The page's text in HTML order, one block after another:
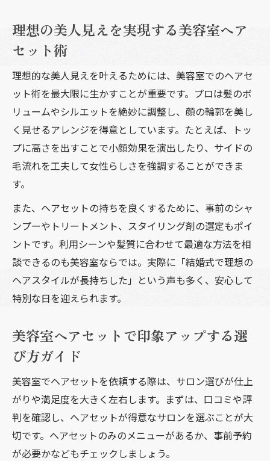
現法
美容室ヘアセットのアレンジバリエーショ
美容室ヘアセット相談で希望を伝えるコツ
美容室ヘアセットで似合うスタイルを見つ
理想の美人見えを実現する美容室ヘア
セット術
理想的な美人見えを叶えるためには、美容室でのヘアセ
ット術を最大限に生かすことが重要です。プロは髪のボ
リュームやシルエットを絶妙に調整し、顔の輪郭を美し
く見せるアレンジを得意としています。たとえば、トッ
プに高さを出すことで小顔効果を演出したり、サイドの
毛流れを工夫して女性らしさを強調することができま
す。
また、ヘアセットの持ちを良くするために、事前のシャ
ンプーやトリートメント、スタイリング剤の選定もポイ
ントです。利用シーンや髪質に合わせて最適な方法を相
談できるのも美容室ならでは。実際に「結婚式で理想の
ヘアスタイルが長持ちした」という声も多く、安心して
特別な日を迎えられます。
美容室ヘアセットで印象アップする選
び方ガイド
美容室でヘアセットを依頼する際は、サロン選びが仕上
がりや満足度を大きく左右します。まずは、口コミや評
判を確認し、ヘアセットが得意なサロンを選ぶことが大
切です。ヘアセットのみのメニューがあるか、事前予約
が必要かなどもチェックしましょう。